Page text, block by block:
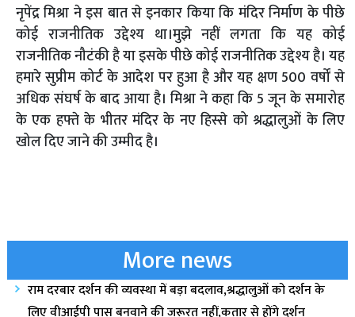
नृपेंद्र मिश्रा ने इस बात से इनकार किया कि मंदिर निर्माण के पीछे
कोई राजनीतिक उद्देश्य था।मुझे नहीं लगता कि यह कोई
राजनीतिक नौटंकी है या इसके पीछे कोई राजनीतिक उद्देश्य है। यह
हमारे सुप्रीम कोर्ट के आदेश पर हुआ है और यह क्षण 500 वर्षों से
अधिक संघर्ष के बाद आया है। मिश्रा ने कहा कि 5 जून के समारोह
के एक हफ्ते के भीतर मंदिर के नए हिस्से को श्रद्धालुओं के लिए
खोल दिए जाने की उम्मीद है।
More news
राम दरबार दर्शन की व्यवस्था में बड़ा बदलाव,श्रद्धालुओं को दर्शन के
लिए वीआईपी पास बनवाने की जरूरत नहीं,कतार से होंगे दर्शन